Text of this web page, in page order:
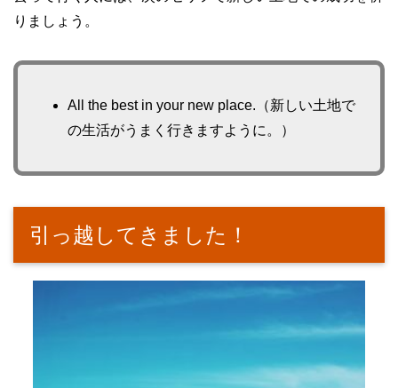
りましょう。
All the best in your new place.（新しい土地で
の生活がうまく行きますように。）
引っ越してきました！